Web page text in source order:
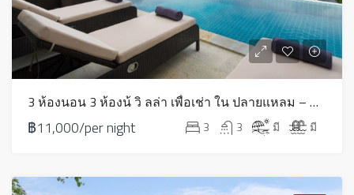
3 ห้องนอน 3 ห้องน้ วิ ลล่า เพื่อเช่า ใน ปลายแหลม – HV0255
฿11,000/per night 3 3 มี มี